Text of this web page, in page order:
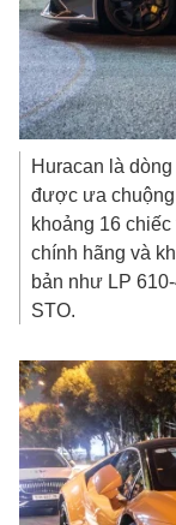
Huracan là
được ưa
khoảng 16
chính hãng và
bản như LP
STO.